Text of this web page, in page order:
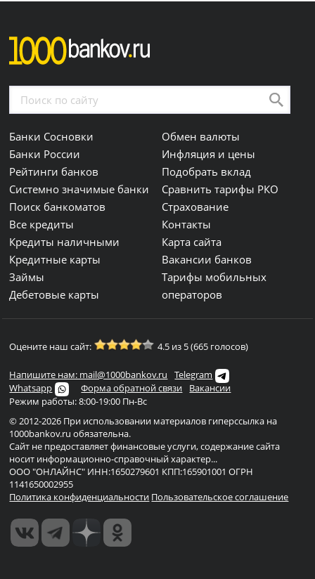
Банки Сосновки
Банки России
Рейтинги банков
Системно значимые банки
Поиск банкоматов
Все кредиты
Кредиты наличными
Кредитные карты
Займы
Дебетовые карты
Обмен валюты
Инфляция и цены
Подобрать вклад
Сравнить тарифы РКО
Страхование
Контакты
Карта сайта
Вакансии банков
Тарифы мобильных
операторов
Оцените наш сайт: 4.5 из 5 (665 голосов)
Напишите нам: mail@1000bankov.ru
Telegram
Whatsapp
Форма обратной связи
Вакансии
Режим работы: 8:00-19:00 Пн-Вс
© 2012-2026 При использовании материалов гиперссылка на
1000bankov.ru обязательна.
Сайт не предоставляет финансовые услуги, содержание сайта
носит информационно-справочный характер...
ООО "ОНЛАЙНС" ИНН:1650279601 КПП:165901001 ОГРН
1141650002955
Политика конфиденциальности Пользовательское соглашение